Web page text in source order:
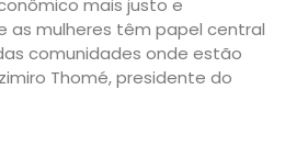
mais justo e
as mulheres têm papel central
comunidades onde estão
Thomé, presidente do